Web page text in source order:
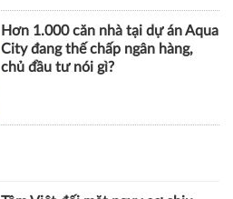
Hơn 1.000 căn nhà tại dự án Aqua
City đang thế chấp ngân hàng,
chủ đầu tư nói gì?